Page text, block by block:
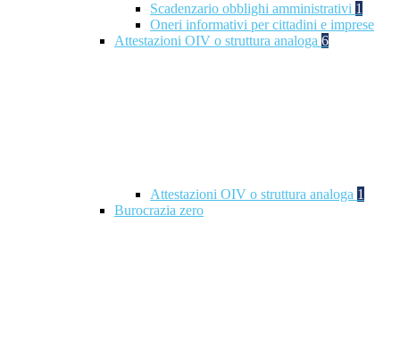
Scadenzario obblighi amministrativi 1
Oneri informativi per cittadini e imprese
Attestazioni OIV o struttura analoga 6
Attestazioni OIV o struttura analoga 1
Burocrazia zero